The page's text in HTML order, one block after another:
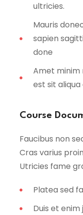
ultricies.
Mauris
sapien
done
Amet minim
est sit
Course
Faucibus non
Cras varius
Utricies fame
Platea sed
Duis et enim